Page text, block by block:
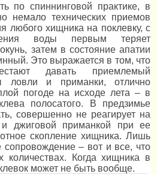
по спиннинговой практике, в
немало технических приемов
любого хищника на поклевку, с
воды первым теряет
затем в состояние апатии
Это выражается в том, что
давать приемлемый
ловли и приманки, отлично
погоде на исходе лета – в
полосатого. В предзимье
совершенно не реагирует на
джиговой приманкой при ее
скопление хищника. Лишь
сопровождение – вот и все, что
количествах. Когда хищника в
может не быть вообще.